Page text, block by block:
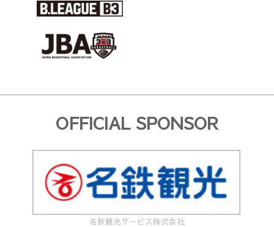
変
報
書
式
（2023
月
19
OFFICIAL SPONSOR
名鉄観光サービス株式会社